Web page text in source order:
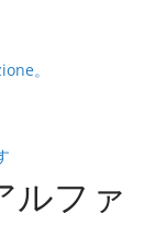
。
ルファ